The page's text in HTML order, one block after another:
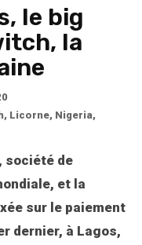
le big
la
, Licorne, Nigeria,
société de
et la
sur le paiement
dernier, à Lagos,